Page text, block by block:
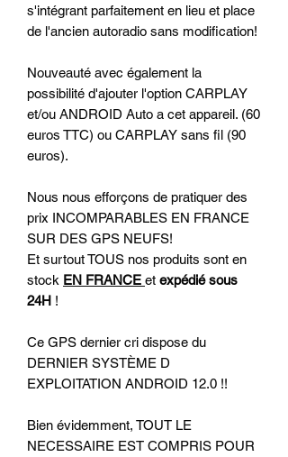
s'intégrant parfaitement en lieu et place
de l'ancien autoradio sans modification!
Nouveauté avec également la
possibilité d'ajouter l'option CARPLAY
et/ou ANDROID Auto a cet appareil. (60
euros TTC) ou CARPLAY sans fil (90
euros).
Nous nous efforçons de pratiquer des
prix INCOMPARABLES EN FRANCE
SUR DES GPS NEUFS!
Et surtout TOUS nos produits sont en
stock EN FRANCE et expédié sous
24H !
Ce GPS dernier cri dispose du
DERNIER SYSTÈME D
EXPLOITATION ANDROID 12.0 !!
Bien évidemment, TOUT LE
NECESSAIRE EST COMPRIS POUR